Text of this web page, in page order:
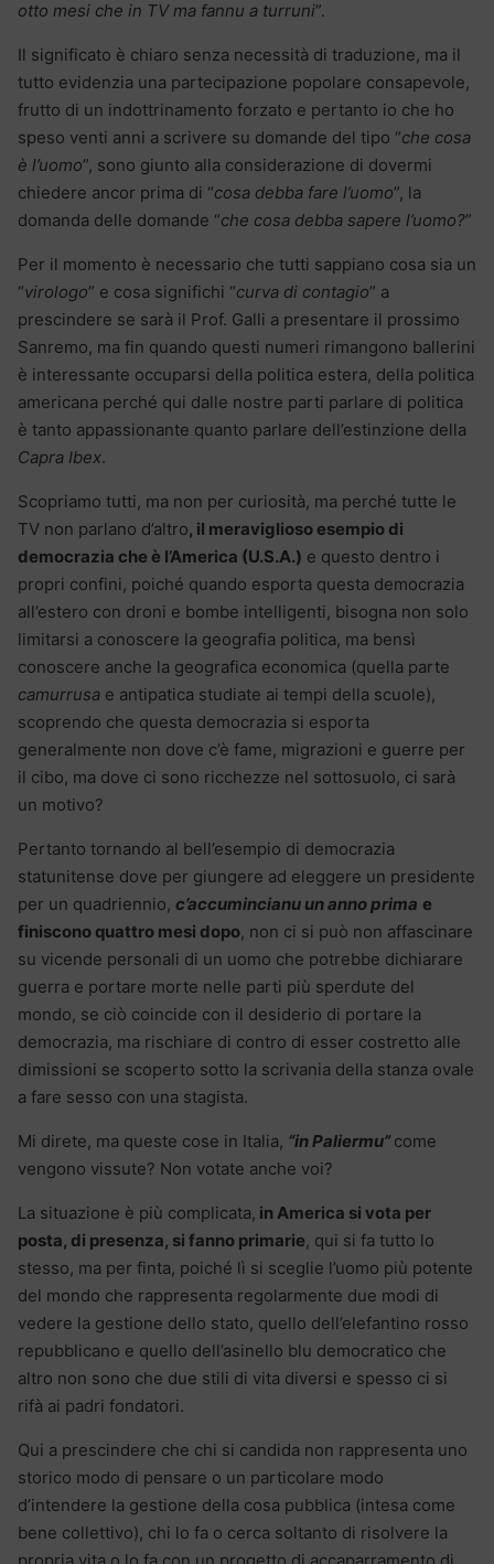
otto mesi che in TV ma fannu a turruni”.
Il significato è chiaro senza necessità di traduzione, ma il
tutto evidenzia una partecipazione popolare consapevole,
frutto di un indottrinamento forzato e pertanto io che ho
speso venti anni a scrivere su domande del tipo “che cosa
è l’uomo”, sono giunto alla considerazione di dovermi
chiedere ancor prima di “cosa debba fare l’uomo”, la
domanda delle domande “che cosa debba sapere l’uomo?”
Per il momento è necessario che tutti sappiano cosa sia un
“virologo” e cosa significhi “curva di contagio” a
prescindere se sarà il Prof. Galli a presentare il prossimo
Sanremo, ma fin quando questi numeri rimangono ballerini
è interessante occuparsi della politica estera, della politica
americana perché qui dalle nostre parti parlare di politica
è tanto appassionante quanto parlare dell’estinzione della
Capra Ibex.
Scopriamo tutti, ma non per curiosità, ma perché tutte le
TV non parlano d’altro, il meraviglioso esempio di
democrazia che è l’America (U.S.A.) e questo dentro i
propri confini, poiché quando esporta questa democrazia
all’estero con droni e bombe intelligenti, bisogna non solo
limitarsi a conoscere la geografia politica, ma bensì
conoscere anche la geografica economica (quella parte
camurrusa e antipatica studiate ai tempi della scuole),
scoprendo che questa democrazia si esporta
generalmente non dove c’è fame, migrazioni e guerre per
il cibo, ma dove ci sono ricchezze nel sottosuolo, ci sarà
un motivo?
Pertanto tornando al bell’esempio di democrazia
statunitense dove per giungere ad eleggere un presidente
per un quadriennio, c’accumincianu un anno prima e
finiscono quattro mesi dopo, non ci si può non affascinare
su vicende personali di un uomo che potrebbe dichiarare
guerra e portare morte nelle parti più sperdute del
mondo, se ciò coincide con il desiderio di portare la
democrazia, ma rischiare di contro di esser costretto alle
dimissioni se scoperto sotto la scrivania della stanza ovale
a fare sesso con una stagista.
Mi direte, ma queste cose in Italia, “in Paliermu” come
vengono vissute? Non votate anche voi?
La situazione è più complicata, in America si vota per
posta, di presenza, si fanno primarie, qui si fa tutto lo
stesso, ma per finta, poiché lì si sceglie l’uomo più potente
del mondo che rappresenta regolarmente due modi di
vedere la gestione dello stato, quello dell’elefantino rosso
repubblicano e quello dell’asinello blu democratico che
altro non sono che due stili di vita diversi e spesso ci si
rifà ai padri fondatori.
Qui a prescindere che chi si candida non rappresenta uno
storico modo di pensare o un particolare modo
d’intendere la gestione della cosa pubblica (intesa come
bene collettivo), chi lo fa o cerca soltanto di risolvere la